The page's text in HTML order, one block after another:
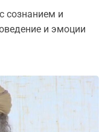
сознанием и
и эмоции